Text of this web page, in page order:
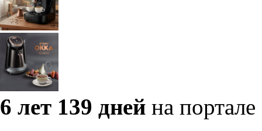
6 лет 139 дней на портале